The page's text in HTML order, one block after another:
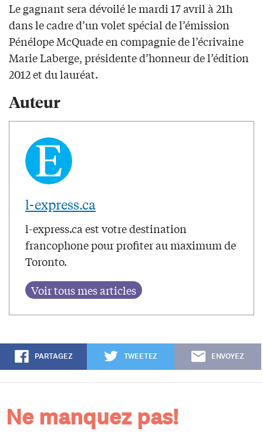
Le gagnant sera dévoilé le mardi 17 avril à 21h
dans le cadre d’un volet spécial de l’émission
Pénélope McQuade en compagnie de l’écrivaine
Marie Laberge, présidente d’honneur de l’édition
2012 et du lauréat.
Auteur
l-express.ca
l-express.ca est votre destination
francophone pour profiter au maximum de
Toronto.
PARTAGEZ TWEETEZ ENVOYEZ
Ne manquez pas!